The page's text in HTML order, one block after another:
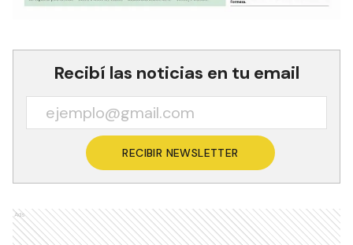
Recibí las noticias en tu email
RECIBIR NEWSLETTER
Ads